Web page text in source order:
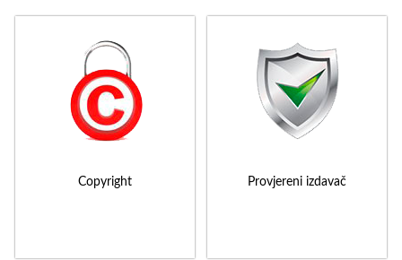
Copyright Provjereni izdavač